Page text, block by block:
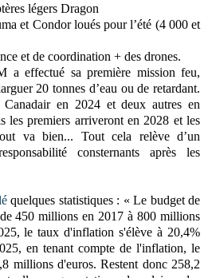
légers Dragon
et Condor loués pour l’été (4 000 et
et de coordination + des drones.
a effectué sa première mission feu,
20 tonnes d’eau ou de retardant.
en 2024 et deux autres en
les premiers arriveront en 2028 et les
va bien... Tout cela relève d’un
consternants après les
quelques statistiques : « Le budget de
450 millions en 2017 à 800 millions
le taux d'inflation s'élève à 20,4%
en tenant compte de l'inflation, le
millions d'euros. Restent donc 258,2